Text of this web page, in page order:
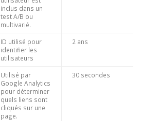
inclus dans un
test A/B ou
multivarié.
ID utilisé pour
identifier les
utilisateurs
2 ans
Utilisé par
Google Analytics
pour déterminer
quels liens sont
cliqués sur une
page.
30 secondes